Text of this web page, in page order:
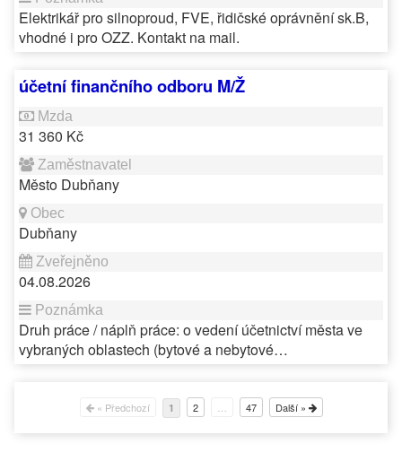
Elektrikář pro silnoproud, FVE, řidičské oprávnění sk.B,
vhodné i pro OZZ. Kontakt na mail.
účetní finančního odboru M/Ž
31 360 Kč
Město Dubňany
Dubňany
04.08.2026
Druh práce / náplň práce: o vedení účetnictví města ve
vybraných oblastech (bytové a nebytové…
« Předchozí 1 2 47 Další »